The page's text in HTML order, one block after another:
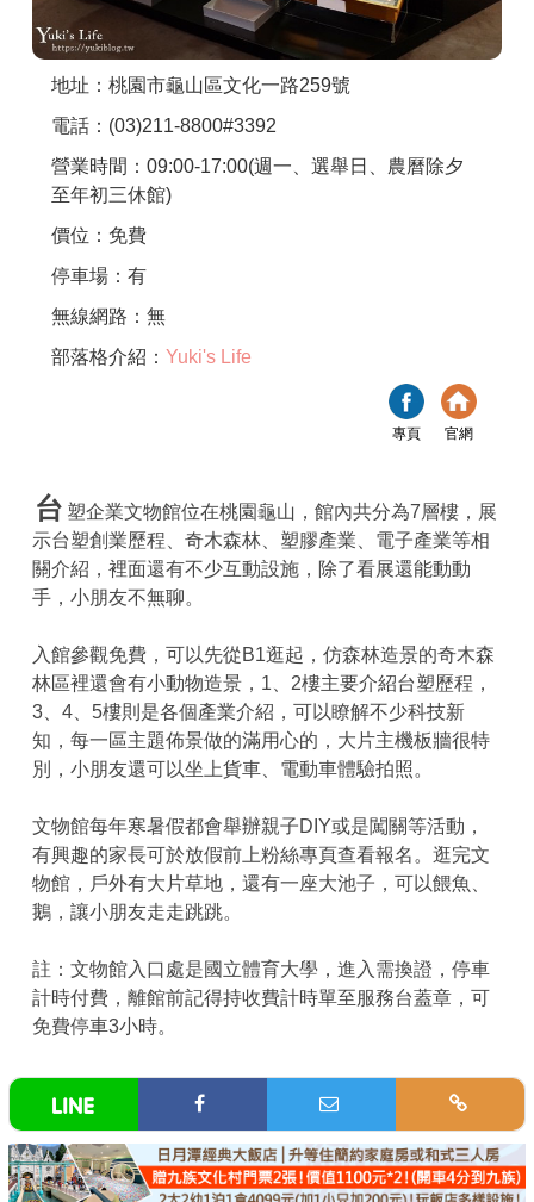
APP下載
地址：桃園市龜山區文化一路259號
電話：(03)211-8800#3392
營業時間：09:00-17:00(週一、選舉日、農曆除夕
至年初三休館)
價位：免費
停車場：有
無線網路：無
部落格介紹： Yuki's Life
專頁 官網
台 塑企業文物館位在桃園龜山，館內共分為7層樓，展
示台塑創業歷程、奇木森林、塑膠產業、電子產業等相
關介紹，裡面還有不少互動設施，除了看展還能動動
手，小朋友不無聊。
入館參觀免費，可以先從B1逛起，仿森林造景的奇木森
林區裡還會有小動物造景，1、2樓主要介紹台塑歷程，
3、4、5樓則是各個產業介紹，可以瞭解不少科技新
知，每一區主題佈景做的滿用心的，大片主機板牆很特
別，小朋友還可以坐上貨車、電動車體驗拍照。
文物館每年寒暑假都會舉辦親子DIY或是闖關等活動，
有興趣的家長可於放假前上粉絲專頁查看報名。逛完文
物館，戶外有大片草地，還有一座大池子，可以餵魚、
鵝，讓小朋友走走跳跳。
註：文物館入口處是國立體育大學，進入需換證，停車
計時付費，離館前記得持收費計時單至服務台蓋章，可
免費停車3小時。